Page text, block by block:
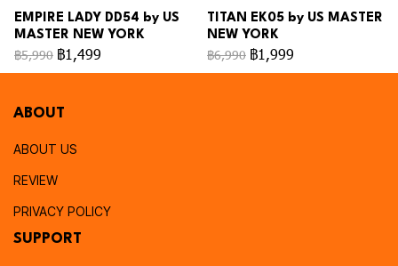
EMPIRE LADY DD54 by US
MASTER NEW YORK
฿5,990 ฿1,499
TITAN EK05 by US MASTER
NEW YORK
฿6,990 ฿1,999
ABOUT
ABOUT US
REVIEW
PRIVACY POLICY
SUPPORT